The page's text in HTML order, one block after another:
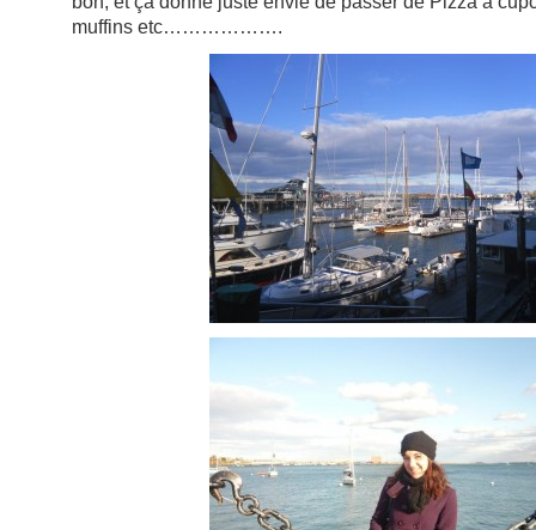
muffins etc……………….